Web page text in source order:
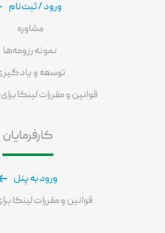
ورود / ثبت‌نام
مشاوره
نمونه رزومه‌ها
توسعه و
قوانین و مقررات لینکا
کارفرمایان
ورود به پنل
قوانین و مقررات لینکا